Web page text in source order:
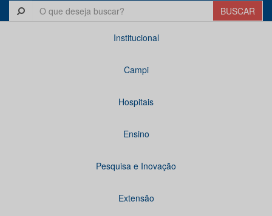
Institucional
Campi
Hospitais
Ensino
Pesquisa e Inovação
Extensão